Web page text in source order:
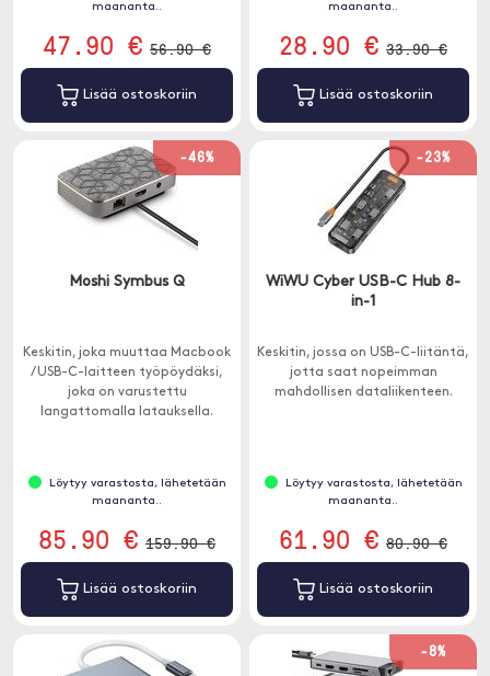
maananta..
47.90 € 56.90 €
Lisää ostoskoriin
maananta..
28.90 € 33.90 €
Lisää ostoskoriin
-46%
Moshi Symbus Q
Keskitin, joka muuttaa Macbook
/ USB-C-laitteen työpöydäksi,
joka on varustettu
langattomalla latauksella.
Löytyy varastosta, lähetetään
maananta..
85.90 € 159.90 €
Lisää ostoskoriin
-23%
WiWU Cyber USB-C Hub 8-
in-1
Keskitin, jossa on USB-C-liitäntä,
jotta saat nopeimman
mahdollisen dataliikenteen.
Löytyy varastosta, lähetetään
maananta..
61.90 € 80.90 €
Lisää ostoskoriin
-8%